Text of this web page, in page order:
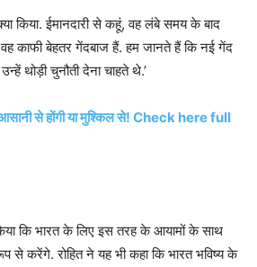
किया. ईमानदारी से कहूं, वह लंबे समय के बाद
काफी बेहतर गेंदबाज हैं. हम जानते हैं कि नई गेंद
थोड़ी चुनौती देना चाहते थे.’
से होंगी या मुश्किल से! Check here full
कि भारत के लिए इस तरह के आयामों के साथ
से करेंगे. रोहित ने यह भी कहा कि भारत भविष्य के